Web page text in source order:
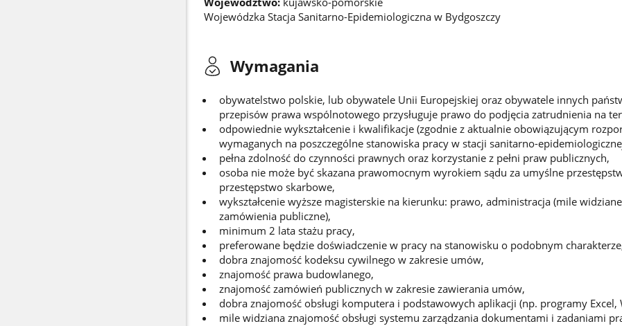
Wojewódzka Stacja Sanitarno-Epidemiologiczna w Bydgoszczy
Wymagania
obywatelstwo polskie, lub obywatele Unii Europejskiej oraz obywatele innych
przepisów prawa wspólnotowego przysługuje prawo do podjęcia zatrudnienia na
odpowiednie wykształcenie i kwalifikacje (zgodnie z aktualnie obowiązującym
wymaganych na poszczególne stanowiska pracy w stacji sanitarno-
pełna zdolność do czynności prawnych oraz korzystanie z pełni praw publicznych,
osoba nie może być skazana prawomocnym wyrokiem sądu za umyślne
przestępstwo skarbowe,
wykształcenie wyższe magisterskie na kierunku: prawo, administracja (mile
zamówienia publiczne),
minimum 2 lata stażu pracy,
preferowane będzie doświadczenie w pracy na stanowisku o podobnym
dobra znajomość kodeksu cywilnego w zakresie umów,
znajomość prawa budowlanego,
znajomość zamówień publicznych w zakresie zawierania umów,
dobra znajomość obsługi komputera i podstawowych aplikacji (np. programy Excel,
mile widziana znajomość obsługi systemu zarządzania dokumentami i zadaniami